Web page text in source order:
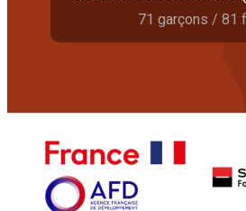
71 garçons / 81